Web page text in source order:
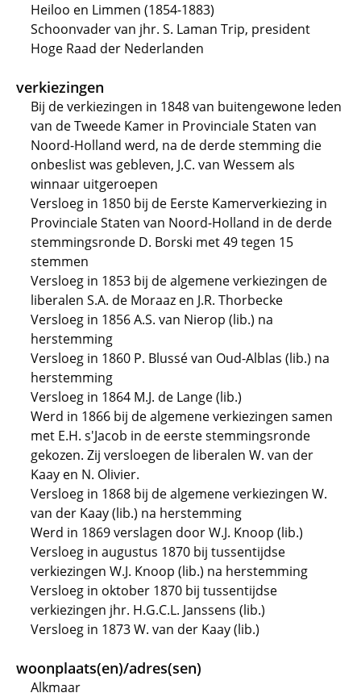
Heiloo en Limmen (1854-1883)
Schoonvader van jhr. S. Laman Trip, president
Hoge Raad der Nederlanden
verkiezingen
Bij de verkiezingen in 1848 van buitengewone leden
van de Tweede Kamer in Provinciale Staten van
Noord-Holland werd, na de derde stemming die
onbeslist was gebleven, J.C. van Wessem als
winnaar uitgeroepen
Versloeg in 1850 bij de Eerste Kamerverkiezing in
Provinciale Staten van Noord-Holland in de derde
stemmingsronde D. Borski met 49 tegen 15
stemmen
Versloeg in 1853 bij de algemene verkiezingen de
liberalen S.A. de Moraaz en J.R. Thorbecke
Versloeg in 1856 A.S. van Nierop (lib.) na
herstemming
Versloeg in 1860 P. Blussé van Oud-Alblas (lib.) na
herstemming
Versloeg in 1864 M.J. de Lange (lib.)
Werd in 1866 bij de algemene verkiezingen samen
met E.H. s'Jacob in de eerste stemmingsronde
gekozen. Zij versloegen de liberalen W. van der
Kaay en N. Olivier.
Versloeg in 1868 bij de algemene verkiezingen W.
van der Kaay (lib.) na herstemming
Werd in 1869 verslagen door W.J. Knoop (lib.)
Versloeg in augustus 1870 bij tussentijdse
verkiezingen W.J. Knoop (lib.) na herstemming
Versloeg in oktober 1870 bij tussentijdse
verkiezingen jhr. H.G.C.L. Janssens (lib.)
Versloeg in 1873 W. van der Kaay (lib.)
woonplaats(en)/adres(sen)
Alkmaar